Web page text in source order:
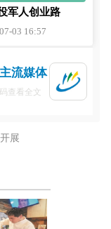
业2000...
的高效救...
民生...
功
展
军人创业路
03 16:57
流媒体
查看全文